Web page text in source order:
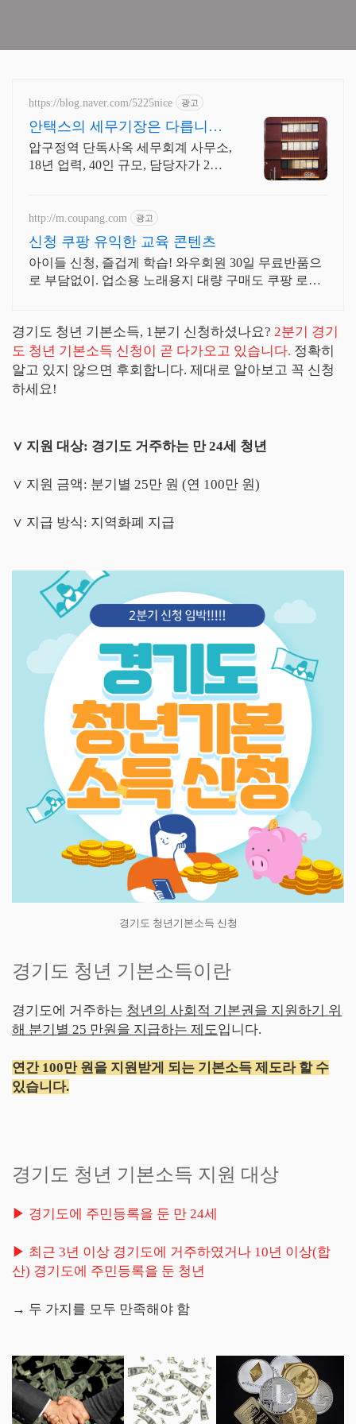
https://blog.naver.com/5225nice 광고
안택스의 세무기장은 다릅니다
2인 담당 케어로 즉시 소통
압구정역 단독사옥 세무회계 사무소,
18년 업력, 40인 규모, 담당자가 2명
료.
http://m.coupang.com 광고
신청 쿠팡 유익한 교육 콘텐츠
아이들 신청, 즐겁게 학습! 와우회원 30일 무료반품으
로 부담없이. 업소용 노래용지 대량 구매도 쿠팡 로켓
경기도 청년 기본소득, 1분기 신청하셨나요? 2분기 경기
도 청년 기본소득 신청이 곧 다가오고 있습니다. 정확히
알고 있지 않으면 후회합니다. 제대로 알아보고 꼭 신청
하세요!
∨ 지원 대상: 경기도 거주하는 만 24세 청년
∨ 지원 금액: 분기별 25만 원 (연 100만 원)
∨ 지급 방식: 지역화폐 지급
경기도 청년기본소득 신청
경기도 청년 기본소득이란
경기도에 거주하는 청년의 사회적 기본권을 지원하기 위
해 분기별 25 만원을 지급하는 제도입니다.
연간 100만 원을 지원받게 되는 기본소득 제도라 할 수
있습니다.
경기도 청년 기본소득 지원 대상
▶ 경기도에 주민등록을 둔 만 24세
▶ 최근 3년 이상 경기도에 거주하였거나 10년 이상(합
산) 경기도에 주민등록을 둔 청년
→ 두 가지를 모두 만족해야 함